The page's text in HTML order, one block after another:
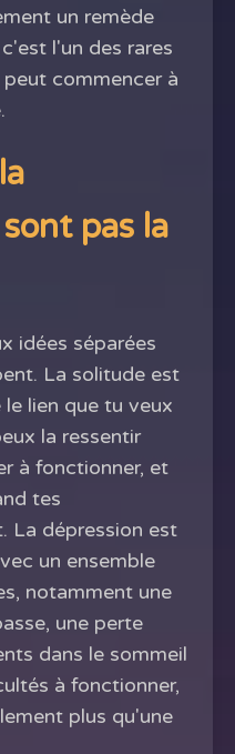
un remède
l'un des rares
commencer à
pas la
idées séparées
La solitude est
lien que tu veux
la ressentir
à fonctionner, et
tes
La dépression est
un ensemble
notamment une
une perte
dans le sommeil
à fonctionner,
plus qu'une